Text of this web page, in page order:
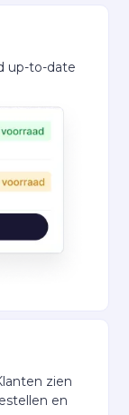
up-to-date
zien
en